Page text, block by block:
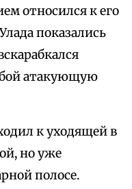
относился к его
показались
атакующую
к уходящей в
но уже
полосе.